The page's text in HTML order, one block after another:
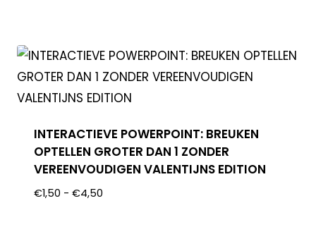
INTERACTIEVE POWERPOINT: BREUKEN
OPTELLEN GROTER DAN 1 ZONDER
VEREENVOUDIGEN VALENTIJNS EDITION
€1,50 - €4,50